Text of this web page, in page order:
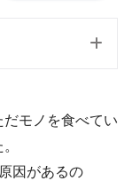
モノを食べてい
因があるの